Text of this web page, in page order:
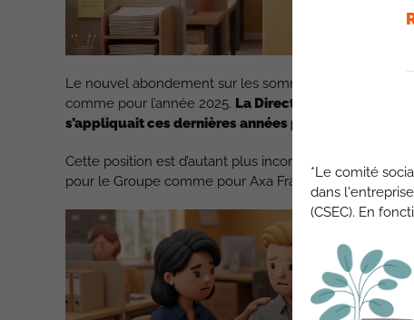
Le nouvel abondement sur les sommes placées dans
comme pour l’année 2025. La Direction fait le choix
s’appliquait ces dernières années par palier de 50€.
Cette position est d’autant plus incompréhensible
pour le Groupe comme pour Axa France.
*Le comité
dans
(CSEC). En